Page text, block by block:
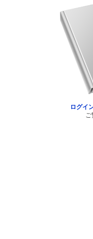
ログイ